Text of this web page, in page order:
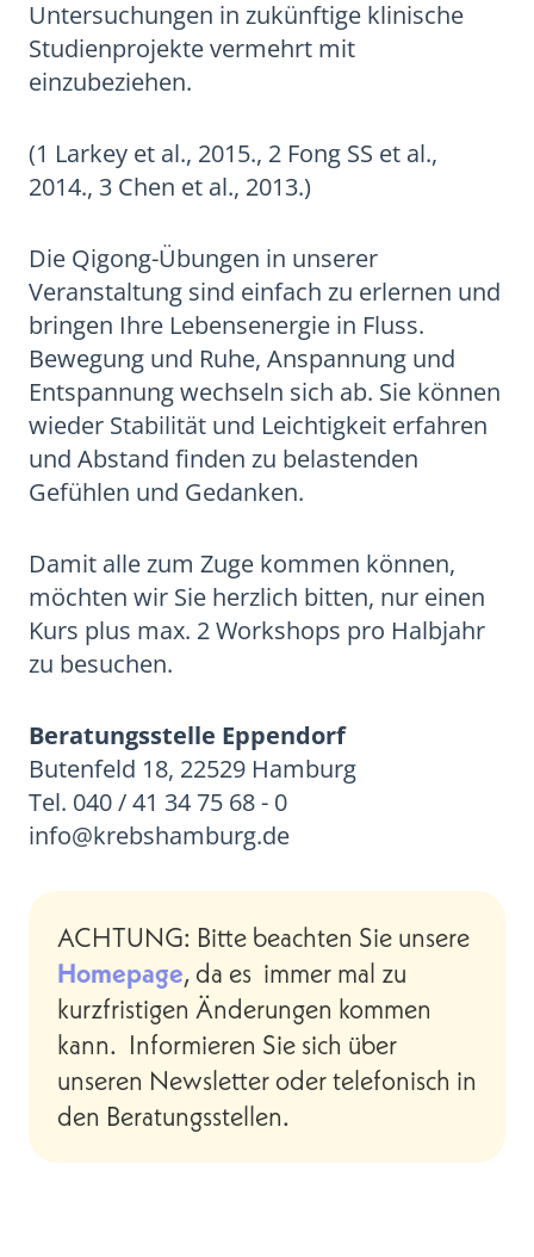
Untersuchungen in zukünftige klinische
Studienprojekte vermehrt mit
einzubeziehen.
(1 Larkey et al., 2015., 2 Fong SS et al.,
2014., 3 Chen et al., 2013.)
Die Qigong-Übungen in unserer
Veranstaltung sind einfach zu erlernen und
bringen Ihre Lebensenergie in Fluss.
Bewegung und Ruhe, Anspannung und
Entspannung wechseln sich ab. Sie können
wieder Stabilität und Leichtigkeit erfahren
und Abstand finden zu belastenden
Gefühlen und Gedanken.
Damit alle zum Zuge kommen können,
möchten wir Sie herzlich bitten, nur einen
Kurs plus max. 2 Workshops pro Halbjahr
zu besuchen.
Beratungsstelle Eppendorf
Butenfeld 18, 22529 Hamburg
Tel. 040 / 41 34 75 68 - 0
info@krebshamburg.de
ACHTUNG: Bitte beachten Sie unsere
Homepage, da es immer mal zu
kurzfristigen Änderungen kommen
kann. Informieren Sie sich über
unseren Newsletter oder telefonisch in
den Beratungsstellen.